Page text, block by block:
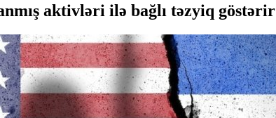
aktivləri ilə bağlı təzyiq göstərir